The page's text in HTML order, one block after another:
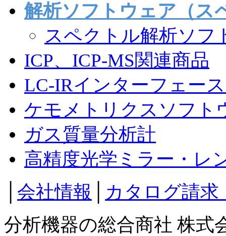
解析ソフトウェア（ス
スペクトル解析ソフ
ICP、ICP-MS関連商品
LC-IRインターフェー
ケモメトリクスソフト
ガス質量分析計
高精度光学ミラー・レ
会社情報
カタログ請
分析機器の総合商社 株式